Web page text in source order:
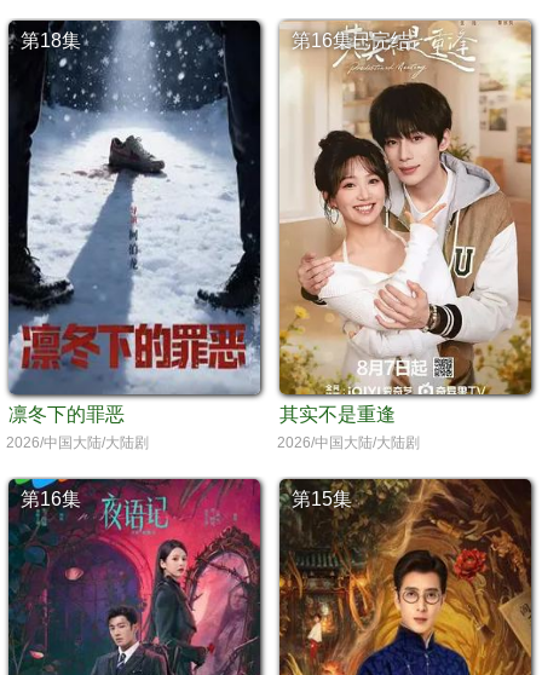
第18集
凛冬下的罪恶
2026/中国大陆/大陆剧
第16集已完结
其实不是重逢
2026/中国大陆/大陆剧
第16集 第15集